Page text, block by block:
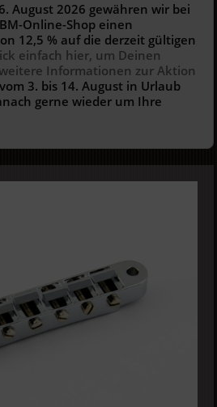
August 2026 gewähren wir bei
Online-Shop einen
12,5 % auf die derzeit gültigen
einfach hier, um Deinen
Informationen zur Aktion
3. bis 14. August in Urlaub
gerne wieder um Ihre